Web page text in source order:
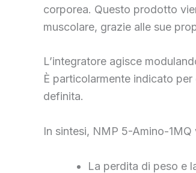
corporea. Questo prodotto
muscolare, grazie alle sue
L’integratore agisce
È particolarmente indicato
definita.
In sintesi, NMP 5-Amino-
La perdita di peso e